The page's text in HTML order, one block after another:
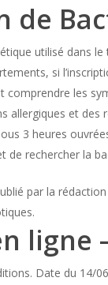
de
utilisé dans
si
les
allergiques et
3 heures
rechercher la
par la
ligne
Date du 14/